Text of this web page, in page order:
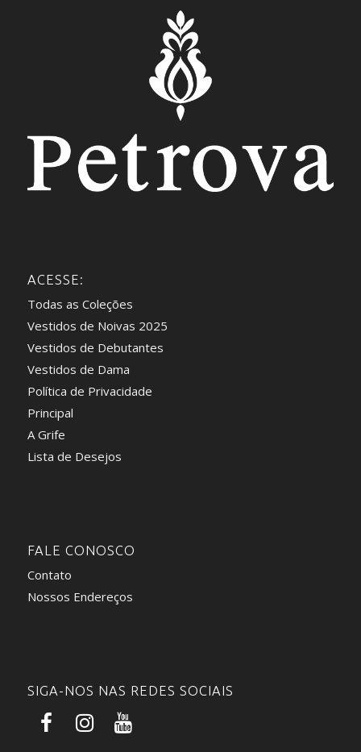
ACESSE:
Todas as Coleções
Vestidos de Noivas 2025
Vestidos de Debutantes
Vestidos de Dama
Política de Privacidade
Principal
A Grife
Lista de Desejos
FALE CONOSCO
Contato
Nossos Endereços
SIGA-NOS NAS REDES SOCIAIS